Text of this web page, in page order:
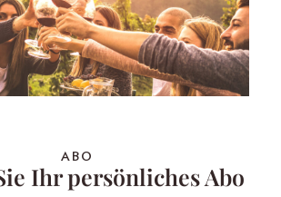
ABO
Ihr persönliches Abo